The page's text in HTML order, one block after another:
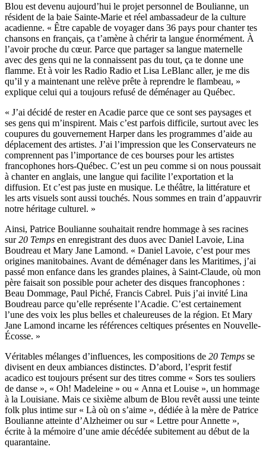
Blou est devenu aujourd’hui le projet personnel de Boulianne, un
résident de la baie Sainte-Marie et réel ambassadeur de la culture
acadienne. « Être capable de voyager dans 36 pays pour chanter tes
chansons en français, ça t’amène à chérir ta langue énormément. À
l’avoir proche du cœur. Parce que partager sa langue maternelle
avec des gens qui ne la connaissent pas du tout, ça te donne une
flamme. Et à voir les Radio Radio et Lisa LeBlanc aller, je me dis
qu’il y a maintenant une relève prête à reprendre le flambeau, »
explique celui qui a toujours refusé de déménager au Québec.
« J’ai décidé de rester en Acadie parce que ce sont ses paysages et
ses gens qui m’inspirent. Mais c’est parfois difficile, surtout avec les
coupures du gouvernement Harper dans les programmes d’aide au
déplacement des artistes. J’ai l’impression que les Conservateurs ne
comprennent pas l’importance de ces bourses pour les artistes
francophones hors-Québec. C’est un peu comme si on nous poussait
à chanter en anglais, une langue qui facilite l’exportation et la
diffusion. Et c’est pas juste en musique. Le théâtre, la littérature et
les arts visuels sont aussi touchés. Nous sommes en train d’appauvrir
notre héritage culturel. »
Ainsi, Patrice Boulianne souhaitait rendre hommage à ses racines
sur20 Temps en enregistrant des duos avec Daniel Lavoie, Lina
Boudreau et Mary Jane Lamond. « Daniel Lavoie, c’est pour mes
origines manitobaines. Avant de déménager dans les Maritimes, j’ai
passé mon enfance dans les grandes plaines, à Saint-Claude, où mon
père faisait son possible pour acheter des disques francophones :
Beau Dommage, Paul Piché, Francis Cabrel. Puis j’ai invité Lina
Boudreau parce qu’elle représente l’Acadie. C’est certainement
l’une des voix les plus belles et chaleureuses de la région. Et Mary
Jane Lamond incarne les références celtiques présentes en Nouvelle-
Écosse. »
Véritables mélanges d’influences, les compositions de 20 Temps se
divisent en deux ambiances distinctes. D’abord, l’esprit festif
acadico est toujours présent sur des titres comme « Sors tes souliers
de danse », « Oh! Madeleine » ou « Anna et Louise », un hommage
à la Louisiane. Mais ce sixième album de Blou revêt aussi une teinte
folk plus intime sur « Là où on s’aime », dédiée à la mère de Patrice
Boulianne atteinte d’Alzheimer ou sur « Lettre pour Annette »,
écrite à la mémoire d’une amie décédée subitement au début de la
quarantaine.